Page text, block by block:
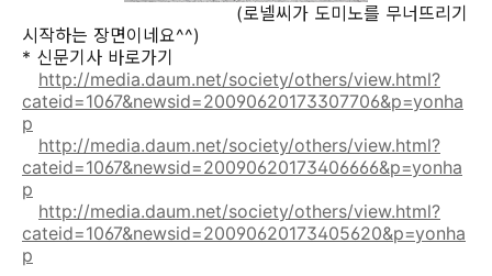
(로넬씨가 도미노를 무너뜨리기
시작하는 장면이네요^^)
* 신문기사 바로가기
http://media.daum.net/society/others/view.html?
cateid=1067&newsid=20090620173307706&p=yonha
p
http://media.daum.net/society/others/view.html?
cateid=1067&newsid=20090620173406666&p=yonha
p
http://media.daum.net/society/others/view.html?
cateid=1067&newsid=20090620173405620&p=yonha
p